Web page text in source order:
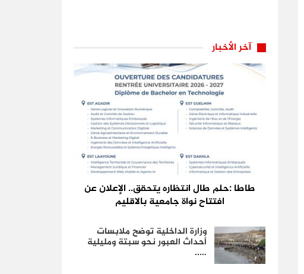
آخر الأخبار
طاطا :حلم طال انتظاره يتحقق.. الإعلان عن
افتتاح نواة جامعية بالاقليم
وزارة الداخلية توضح ملابسات
أحداث العبور نحو سبتة ومليلية
…..